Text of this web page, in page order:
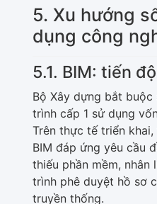
5. Xu hướng
dụng công
5.1. BIM: tiến
Bộ Xây dựng bắt
trình cấp 1 sử dụng
Trên thực tế triển
BIM đáp ứng yêu cầu
thiếu phần mềm, nhân
trình phê duyệt hồ sơ
truyền thống.